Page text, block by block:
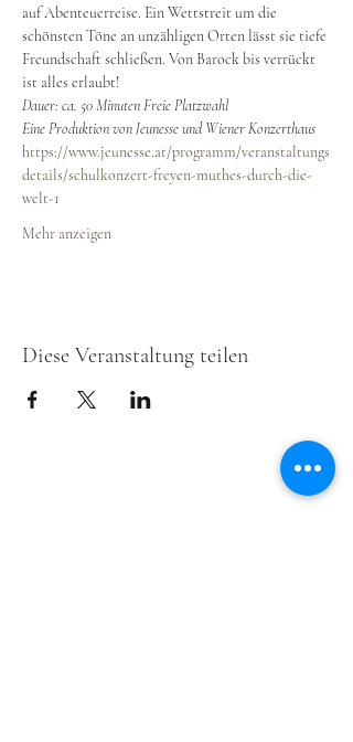
auf Abenteuerreise. Ein Wettstreit um die
schönsten Töne an unzähligen Orten lässt sie tiefe
Freundschaft schließen. Von Barock bis verrückt
ist alles erlaubt!
Dauer: ca. 50 Minuten Freie Platzwahl
Eine Produktion von Jeunesse und Wiener Konzerthaus
https://www.jeunesse.at/programm/veranstaltungs
details/schulkonzert-freyen-muthes-durch-die-
welt-1
Mehr anzeigen
Diese Veranstaltung teilen